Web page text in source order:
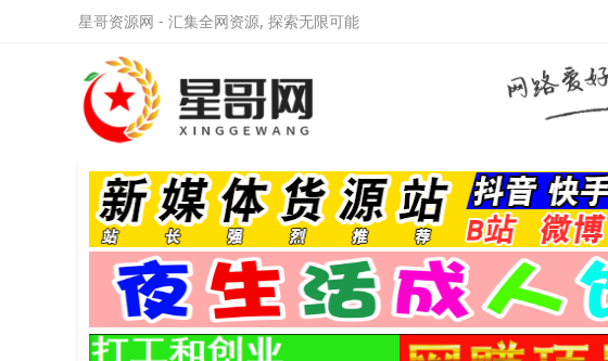
星哥资源网 - 汇集全网资源, 探索无限可能